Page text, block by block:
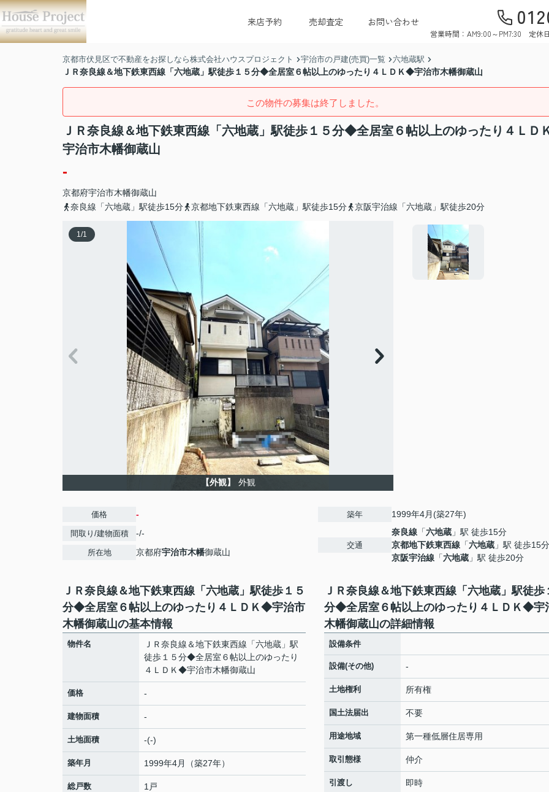
来店予約 売却査定 お問い合わせ
営業時間：AM9:00～PM7:30 定休
京都市伏見区で不動産をお探しなら株式会社ハウスプロジェクト 宇治市の戸建(売買)一覧 六地蔵駅
ＪＲ奈良線＆地下鉄東西線「六地蔵」駅徒歩１５分◆全居室６帖以上のゆったり４ＬＤＫ◆宇治市木幡御蔵山
この物件の募集は終了しました。
ＪＲ奈良線＆地下鉄東西線「六地蔵」駅徒歩１５分◆全居室６帖以上のゆったり４ＬＤ
宇治市木幡御蔵山
-
京都府宇治市木幡御蔵山
奈良線「六地蔵」駅徒歩15分
京都地下鉄東西線「六地蔵」駅徒歩15分 京阪宇治線「六地蔵」駅徒歩20分
1/1
【外観】 外観
価格 -
間取り/建物面積 -/-
所在地 京都府宇治市木幡御蔵山
築年 1999年4月(築27年)
交通
奈良線 「六地蔵 」駅 徒歩15分
京都地下鉄東西線 「六地蔵 」駅 徒歩15分
京阪宇治線 「六地蔵 」駅 徒歩20分
ＪＲ奈良線＆地下鉄東西線「六地蔵」駅徒歩１５
分◆全居室６帖以上のゆったり４ＬＤＫ◆宇治市
木幡御蔵山の基本情報
物件名
ＪＲ奈良線＆地下鉄東西線「六地蔵」駅
徒歩１５分◆全居室６帖以上のゆったり
４ＬＤＫ◆宇治市木幡御蔵山
価格 -
建物面積 -
土地面積 -(-)
築年月 1999年4月（築27年）
総戸数 1戸
ＪＲ奈良線＆地下鉄東西線「六地蔵」駅徒歩
分◆全居室６帖以上のゆったり４ＬＤＫ◆宇
木幡御蔵山の詳細情報
設備条件
設備(その他) -
土地権利 所有権
国土法届出 不要
用途地域 第一種低層住居専用
取引態様 仲介
引渡し 即時